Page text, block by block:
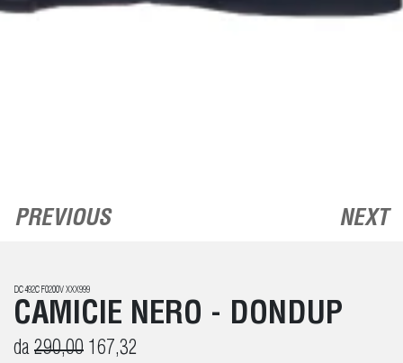
PREVIOUS NEXT
DC492CF0200V XXX999
CAMICIE NERO - DONDUP
da 290,00 167,32